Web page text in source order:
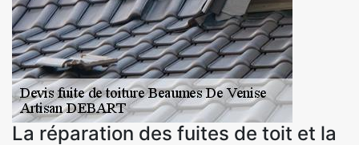
La réparation des fuites de toit et la